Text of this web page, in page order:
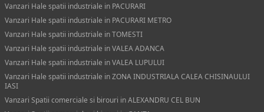
Vanzari Hale spatii industriale in PACURARI
Vanzari Hale spatii industriale in PACURARI METRO
Vanzari Hale spatii industriale in TOMESTI
Vanzari Hale spatii industriale in VALEA ADANCA
Vanzari Hale spatii industriale in VALEA LUPULUI
Vanzari Hale spatii industriale in ZONA INDUSTRIALA CALEA CHISINAULUI
IASI
Vanzari Spatii comerciale si birouri in ALEXANDRU CEL BUN